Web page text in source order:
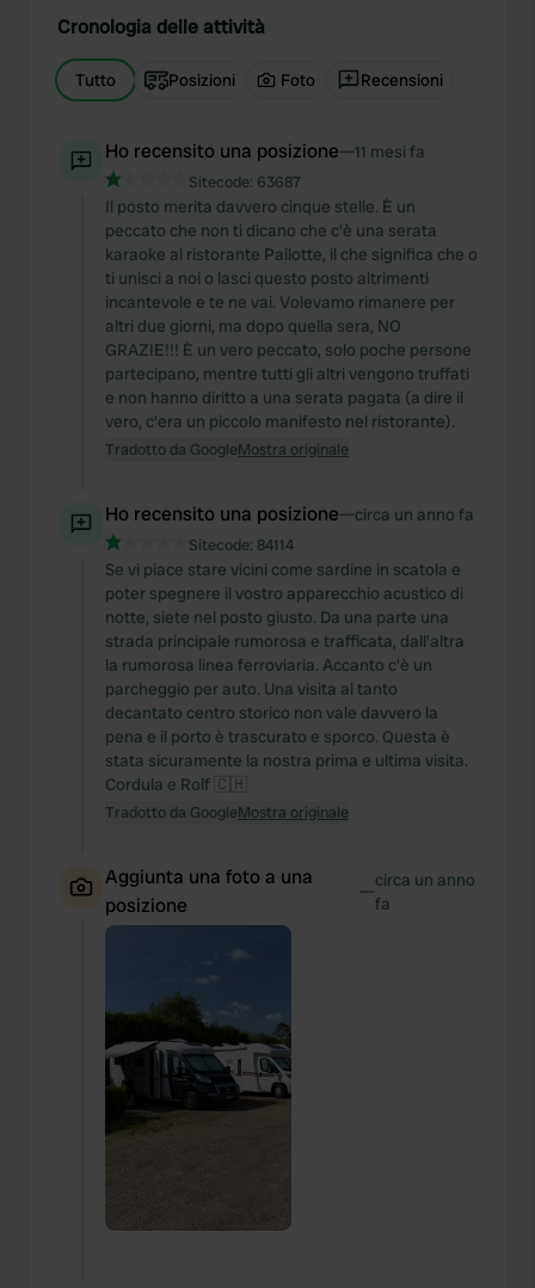
Cronologia delle attività
Tutto Posizioni Foto Recensioni
Ho recensito una posizione—11 mesi fa
Sitecode: 63687
Il posto merita davvero cinque stelle. È un
peccato che non ti dicano che c'è una serata
karaoke al ristorante Pailotte, il che significa che o
ti unisci a noi o lasci questo posto altrimenti
incantevole e te ne vai. Volevamo rimanere per
altri due giorni, ma dopo quella sera, NO
GRAZIE!!! È un vero peccato, solo poche persone
partecipano, mentre tutti gli altri vengono truffati
e non hanno diritto a una serata pagata (a dire il
vero, c'era un piccolo manifesto nel ristorante).
Tradotto da GoogleMostra originale
Ho recensito una posizione—circa un anno fa
Sitecode: 84114
Se vi piace stare vicini come sardine in scatola e
poter spegnere il vostro apparecchio acustico di
notte, siete nel posto giusto. Da una parte una
strada principale rumorosa e trafficata, dall'altra
la rumorosa linea ferroviaria. Accanto c'è un
parcheggio per auto. Una visita al tanto
decantato centro storico non vale davvero la
pena e il porto è trascurato e sporco. Questa è
stata sicuramente la nostra prima e ultima visita.
Cordula e Rolf 🇨🇭
Tradotto da GoogleMostra originale
Aggiunta una foto a una
posizione
—circa un anno
fa